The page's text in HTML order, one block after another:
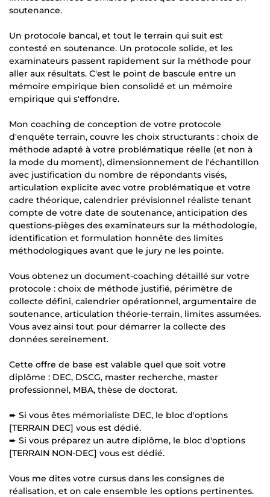
soutenance.
Un protocole bancal, et tout le terrain qui suit est
contesté en soutenance. Un protocole solide, et les
examinateurs passent rapidement sur la méthode pour
aller aux résultats. C'est le point de bascule entre un
mémoire empirique bien consolidé et un mémoire
empirique qui s'effondre.
Mon coaching de conception de votre protocole
d'enquête terrain, couvre les choix structurants : choix de
méthode adapté à votre problématique réelle (et non à
la mode du moment), dimensionnement de l'échantillon
avec justification du nombre de répondants visés,
articulation explicite avec votre problématique et votre
cadre théorique, calendrier prévisionnel réaliste tenant
compte de votre date de soutenance, anticipation des
questions-pièges des examinateurs sur la méthodologie,
identification et formulation honnête des limites
méthodologiques avant que le jury ne les pointe.
Vous obtenez un document-coaching détaillé sur votre
protocole : choix de méthode justifié, périmètre de
collecte défini, calendrier opérationnel, argumentaire de
soutenance, articulation théorie-terrain, limites assumées.
Vous avez ainsi tout pour démarrer la collecte des
données sereinement.
Cette offre de base est valable quel que soit votre
diplôme : DEC, DSCG, master recherche, master
professionnel, MBA, thèse de doctorat.
➨ Si vous êtes mémorialiste DEC, le bloc d'options
[TERRAIN DEC] vous est dédié.
➨ Si vous préparez un autre diplôme, le bloc d'options
[TERRAIN NON-DEC] vous est dédié.
Vous me dites votre cursus dans les consignes de
réalisation, et on cale ensemble les options pertinentes.